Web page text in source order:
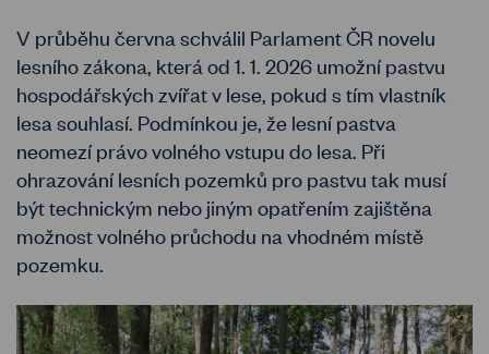
V průběhu června schválil Parlament ČR novelu
lesního zákona, která od 1. 1. 2026 umožní pastvu
hospodářských zvířat v lese, pokud s tím vlastník
lesa souhlasí. Podmínkou je, že lesní pastva
neomezí právo volného vstupu do lesa. Při
ohrazování lesních pozemků pro pastvu tak musí
být technickým nebo jiným opatřením zajištěna
možnost volného průchodu na vhodném místě
pozemku.